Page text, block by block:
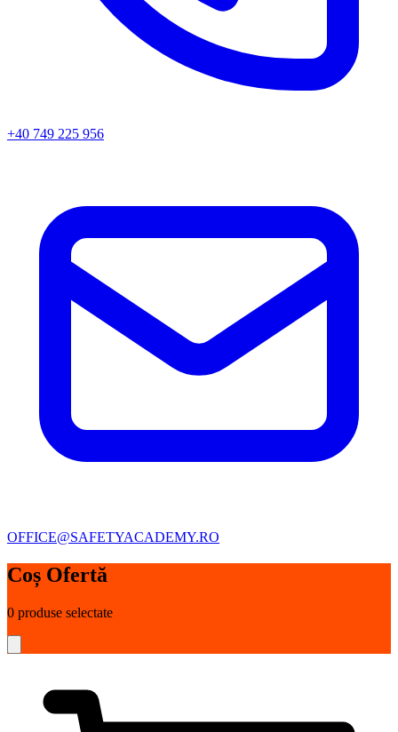
+40 749 225 956
OFFICE@SAFETYACADEMY.RO
Coș Ofertă
0 produse selectate